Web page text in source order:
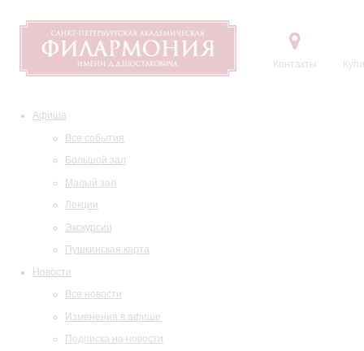
Контакты
Афиша
Все события
Большой зал
Малый зал
Лекции
Экскурсии
Пушкинская карта
Новости
Все новости
Изменения в афише
Подписка на новости